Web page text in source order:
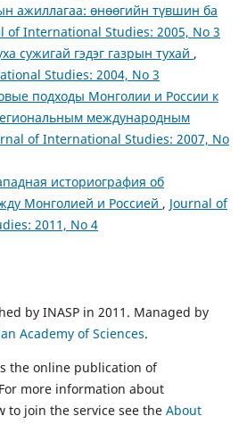
ажиллагаа: өнөөгийн түвшин ба
of International Studies: 2005, No 3
сужигай гэдэг газрын тухай ,
Studies: 2004, No 3
подходы Монголии и России к
международным
of International Studies: 2007, No
историография об
Монголией и Россией , Journal of
2011, No 4
by INASP in 2011. Managed by
Academy of Sciences.
the online publication of
more information about
to join the service see the About